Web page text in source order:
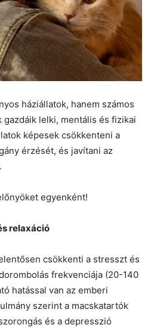
háziállatok, hanem számos
gazdáik lelki, mentális és fizikai
képesek csökkenteni a
érzését, és javítani az
egyenként!
relaxáció
csökkenti a stresszt és
frekvenciája (20-140
hatással van az emberi
szerint a macskatartók
és a depresszió